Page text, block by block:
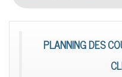
PLANNING DES